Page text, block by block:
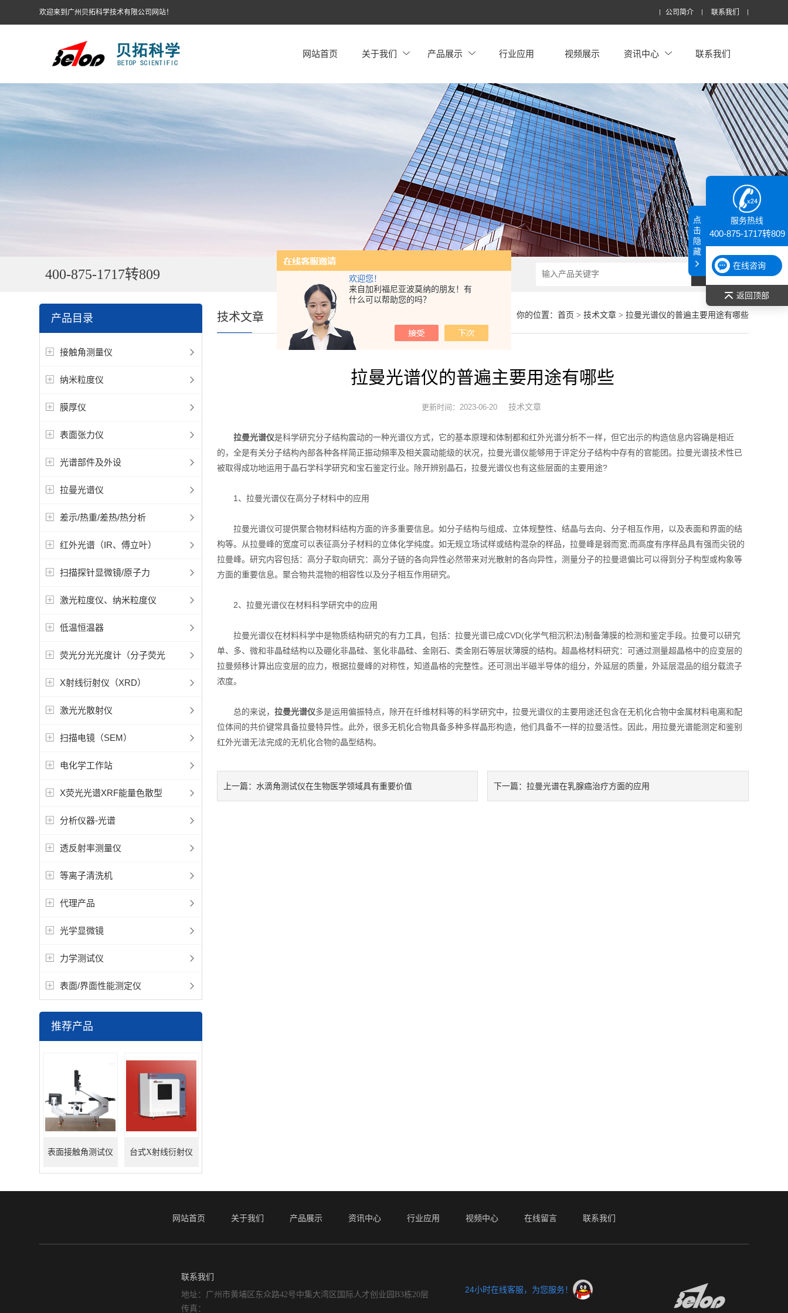
欢迎您！
来自加利福尼亚波莫纳的朋友！有
什么可以帮助您的吗？
欢迎来到广州贝拓科学技术有限公司网站！ 公司简介 联系我们
网站首页 关于我们 产品展示 行业应用 视频展示 资讯中心 联系我们
400-875-1717转809
产品目录
接触角测量仪
纳米粒度仪
膜厚仪
表面张力仪
光谱部件及外设
拉曼光谱仪
差示/热重/差热/热分析
红外光谱（IR、傅立叶）
扫描探针显微镜/原子力
激光粒度仪、纳米粒度仪
低温恒温器
荧光分光光度计（分子荧光
X射线衍射仪（XRD）
激光光散射仪
扫描电镜（SEM）
电化学工作站
X荧光光谱XRF能量色散型
分析仪器-光谱
透反射率测量仪
等离子清洗机
代理产品
光学显微镜
力学测试仪
表面/界面性能测定仪
推荐产品
表面接触角测试仪 台式X射线衍射仪
你的位置： 首页 > 技术文章> 拉曼光谱仪的普遍主要用途有哪些
技术文章
拉曼光谱仪的普遍主要用途有哪些
更新时间：2023-06-20 技术文章
拉曼光谱仪是科学研究分子结构震动的一种光谱仪方式，它的基本原理和体制都和红外光谱分析不一样，但它出示的构造信息内容确是相近
的，全是有关分子结构內部各种各样简正振动頻率及相关震动能级的状况，拉曼光谱仪能够用于评定分子结构中存有的官能团。拉曼光谱技术性已
被取得成功地运用于晶石学科学研究和宝石鉴定行业。除开辨别晶石，拉曼光谱仪也有这些层面的主要用途?
1、拉曼光谱仪在高分子材料中的应用
拉曼光谱仪可提供聚合物材料结构方面的许多重要信息。如分子结构与组成、立体规整性、结晶与去向、分子相互作用，以及表面和界面的结
构等。从拉曼峰的宽度可以表征高分子材料的立体化学纯度。如无规立场试样或结构混杂的样品，拉曼峰是弱而宽;而高度有序样品具有强而尖锐的
拉曼峰。研究内容包括：高分子取向研究：高分子链的各向异性必然带来对光散射的各向异性，测量分子的拉曼退偏比可以得到分子构型或构象等
方面的重要信息。聚合物共混物的相容性以及分子相互作用研究。
2、拉曼光谱仪在材料科学研究中的应用
拉曼光谱仪在材料科学中是物质结构研究的有力工具，包括：拉曼光谱已成CVD(化学气相沉积法)制备薄膜的检测和鉴定手段。拉曼可以研究
单、多、微和非晶硅结构以及硼化非晶硅、氢化非晶硅、金刚石、类金刚石等层状薄膜的结构。超晶格材料研究：可通过测量超晶格中的应变层的
拉曼频移计算出应变层的应力，根据拉曼峰的对称性，知道晶格的完整性。还可测出半磁半导体的组分，外延层的质量，外延层混品的组分载流子
浓度。
总的来说， 拉曼光谱仪多是运用偏振特点，除开在纤维材料等的科学研究中，拉曼光谱仪的主要用途还包含在无机化合物中金属材料电离和配
位体间的共价键常具备拉曼特异性。此外，很多无机化合物具备多种多样晶形构造，他们具备不一样的拉曼活性。因此，用拉曼光谱能测定和鉴别
红外光谱无法完成的无机化合物的晶型结构。
上一篇： 水滴角测试仪在生物医学领域具有重要价值 下一篇：拉曼光谱在乳腺癌治疗方面的应用
网站首页 关于我们 产品展示 资讯中心 行业应用 视频中心 在线留言 联系我们
联系我们
地址：广州市黄埔区东众路42号中集大湾区国际人才创业园B3栋20层
传真：
24小时在线客服，为您服务！
服务热线
400-875-1717转809
在线咨询
返回顶部
点
击
隐
藏